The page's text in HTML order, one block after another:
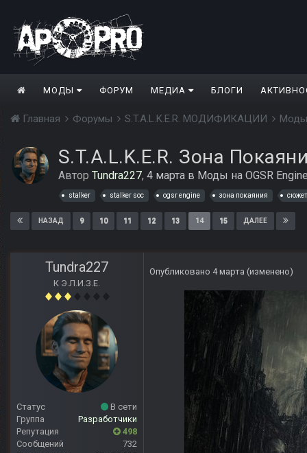
МОДЫ ФОРУМ МЕДИА БЛОГИ
Главная Форумы S.T.A.L.K.E.R. МОДИФИКАЦИИ
S.T.A.L.K.E.R. Зона
Автор Tundra227, 4 марта в Моды на OGSR
stalker stalker soc ogsr engine зона покаяния
НАЗАД 9 10 11 12 13 14 15 ДАЛЕЕ
Tundra227
К Э.Л.И.З.Е.
Статус
В сети
Группа
Разработчики
Репутация
498
Сообщений
732
Опубликовано 4 марта (изменено)